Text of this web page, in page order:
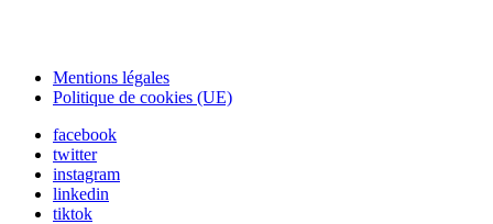
Mentions légales
Politique de cookies (UE)
facebook
twitter
instagram
linkedin
tiktok